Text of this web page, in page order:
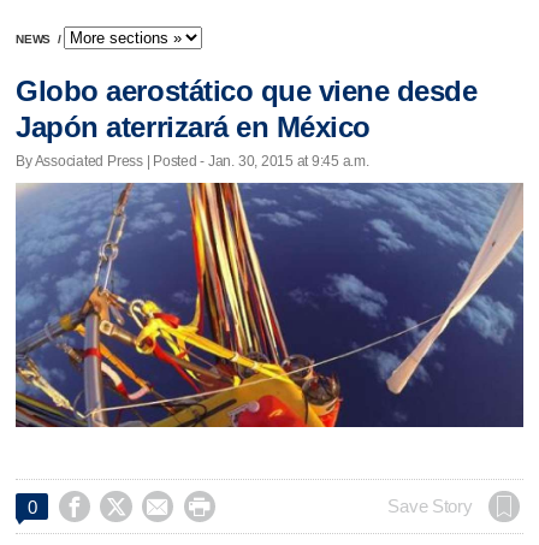
NEWS /
Globo aerostático que viene desde
Japón aterrizará en México
By Associated Press | Posted - Jan. 30, 2015 at 9:45 a.m.
0     Save Story